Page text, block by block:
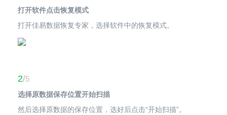
打开软件点击恢复模式
打开佳易数据恢复专家，选择软件中的恢复模式。
2/5
选择原数据保存位置开始扫描
然后选择原数据的保存位置，选好后点击“开始扫描”。